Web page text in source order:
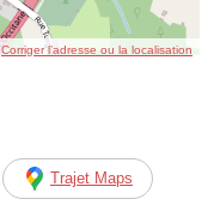
Corriger l’adresse ou la localisation
Trajet Maps